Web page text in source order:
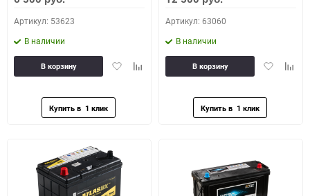
Артикул: 53623
В наличии
ДобавитьДобавить
В корзину
Артикул: 63060
В наличии
Добавить
В корзину